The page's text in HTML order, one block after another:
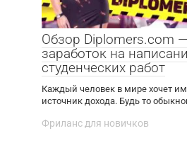
Обзор Diplomers.com
заработок на
студенческих работ
Каждый человек в мире хочет
источник дохода. Будь то
Фриланс для новичков